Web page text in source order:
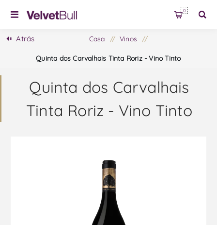
0
Atrás Casa / Vinos /
Quinta dos Carvalhais Tinta Roriz - Vino Tinto
Quinta dos Carvalhais
Tinta Roriz - Vino Tinto